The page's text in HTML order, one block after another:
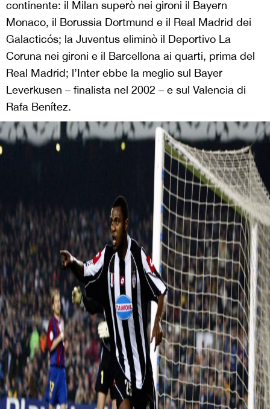
continente: il Milan superò nei gironi il Bayern
Monaco, il Borussia Dortmund e il Real Madrid dei
Galacticós; la Juventus eliminò il Deportivo La
Coruna nei gironi e il Barcellona ai quarti, prima del
Real Madrid; l’Inter ebbe la meglio sul Bayer
Leverkusen – finalista nel 2002 – e sul Valencia di
Rafa Benítez.